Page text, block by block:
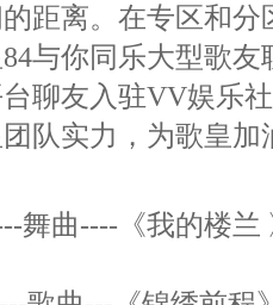
距离。在专区和分
与你同乐大型歌
聊友入驻VV娱乐
队实力，为歌皇加
舞曲----《我的楼